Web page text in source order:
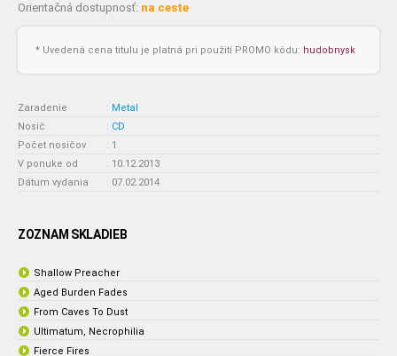
Orientačná dostupnosť: na ceste
* Uvedená cena titulu je platná pri použití PROMO kódu: hudobnysk
Zaradenie : Metal
Nosič
: CD
Počet nosičov
: 1
V ponuke od
: 10.12.2013
Dátum vydania
: 07.02.2014
ZOZNAM SKLADIEB
Shallow Preacher
Aged Burden Fades
From Caves To Dust
Ultimatum, Necrophilia
Fierce Fires